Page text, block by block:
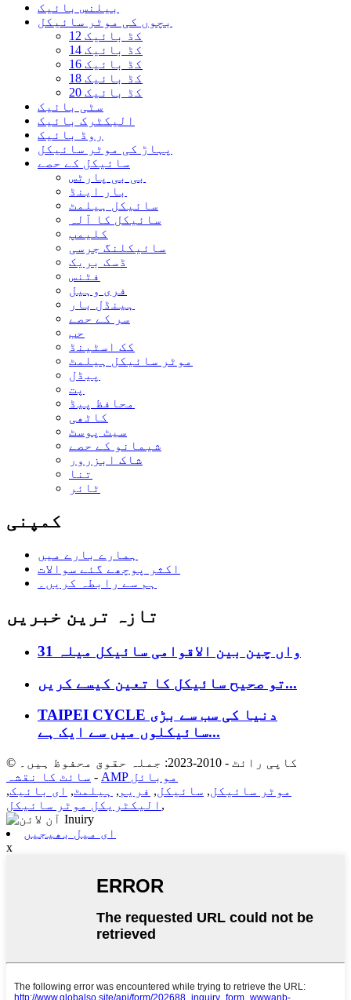
بیلنس بائیک
بچوں کی موٹر سائیکل
12 کڈ بائیک
14 کڈ بائیک
16 کڈ بائیک
18 کڈ بائیک
20 کڈ بائیک
سٹی بائیک
الیکٹرک بائیک
روڈ بائیک
پہاڑ کی موٹر سائیکل
سائیکل کے حصے
بی بی پارٹس
بار اینڈ
سائیکل ہیلمٹ
سائیکل کا آلہ
کلیمپ
سائیکلنگ جرسی
ڈسک بریک
فٹنس
فری وہیل
ہینڈل بار
سر کے حصے
حب
کک اسٹینڈ
موٹر سائیکل ہیلمٹ
پیڈل
پت
محافظ پیڈ
کاٹھی
سیٹ پوسٹ
شیمانو کے حصے
شاک ابزرور
تنا
ٹائر
کمپنی
ہمارے بارے میں
اکثر پوچھے گئے سوالات
ہم سے رابطہ کریں۔
تازہ ترین خبریں
31 واں چین بین الاقوامی سائیکل میلہ
تو صحیح سائیکل کا تعین کیسے کریں...
TAIPEI CYCLE دنیا کی سب سے بڑی
سائیکلوں میں سے ایک ہے...
© کاپی رائٹ - 2010-2023: جملہ حقوق محفوظ ہیں۔
سائٹ کا نقشہ -
AMP موبائل
موٹر سائیکل, سائیکل, فریم , ہیلمٹ, ای بائیک,
الیکٹریکل موٹر سائیکل ,
ای میل بھیجیں
x